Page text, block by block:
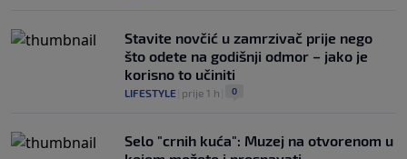
Stavite novčić u zamrzivač prije nego
što odete na godišnji odmor – jako je
korisno to učiniti
LIFESTYLE prije 1 h 0
Selo "crnih kuća": Muzej na otvorenom u